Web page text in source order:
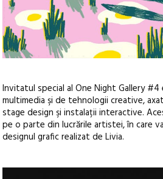
Invitatul special al One Night Gallery
multimedia şi de tehnologii creative,
stage design şi instalații interactive.
pe o parte din lucrările artistei, în care
designul grafic realizat de Livia.